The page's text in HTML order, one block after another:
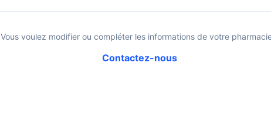
Vous voulez modifier ou compléter les informations de votre
Contactez-nous